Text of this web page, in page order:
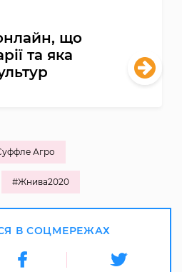
що
та яка
Агро
#Жнива2020
В СОЦМЕРЕЖАХ